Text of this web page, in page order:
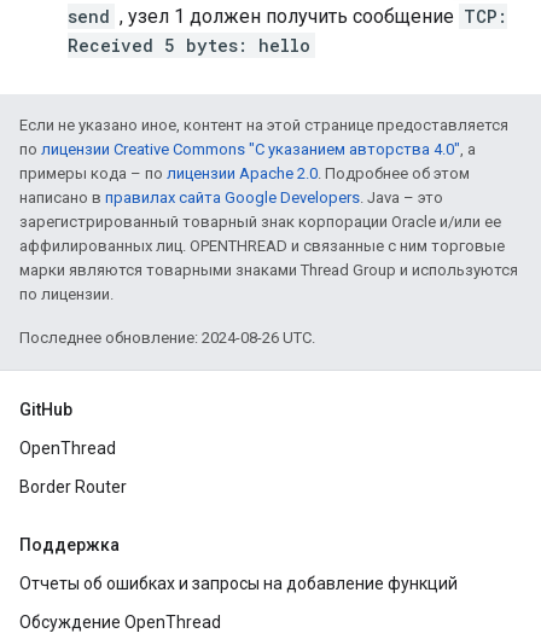
send , узел 1 должен получить сообщение TCP:
Received 5 bytes: hello
Если не указано иное, контент на этой странице предоставляется
по лицензии Creative Commons "С указанием авторства 4.0", а
примеры кода – по лицензии Apache 2.0. Подробнее об этом
написано в правилах сайта Google Developers. Java – это
зарегистрированный товарный знак корпорации Oracle и/или ее
аффилированных лиц. OPENTHREAD и связанные с ним торговые
марки являются товарными знаками Thread Group и используются
по лицензии.
Последнее обновление: 2024-08-26 UTC.
GitHub
OpenThread
Border Router
Поддержка
Отчеты об ошибках и запросы на добавление функций
Обсуждение OpenThread